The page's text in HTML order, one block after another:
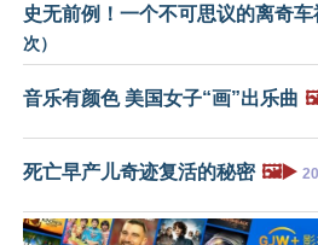
史无前例！一个不可思议的离奇车
次）
音乐有颜色 美国女子“画”出乐曲
死亡早产儿奇迹复活的秘密 🖼️▶️